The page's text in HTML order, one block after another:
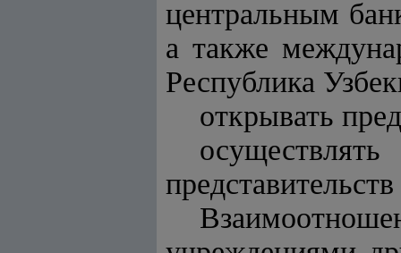
центральным
а также
Республика
открывать